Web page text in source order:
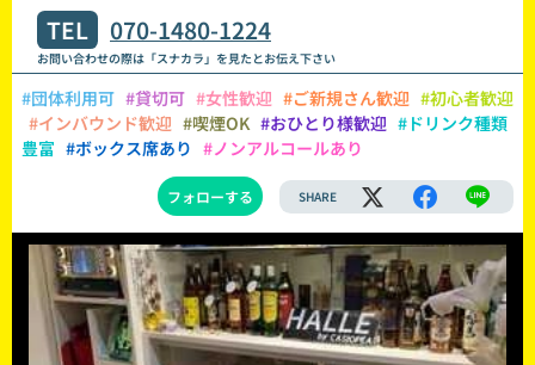
TEL 070-1480-1224
お問い合わせの際は「スナカラ」を見たとお伝え下さい
#団体利用可 #貸切可 #女性歓迎 #ご新規さん歓迎 #初心者歓迎
#インバウンド歓迎 #喫煙OK #おひとり様歓迎 #ドリンク種類
豊富 #ボックス席あり #ノンアルコールあり
フォローする SHARE